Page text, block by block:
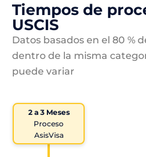
Tiempos de
USCIS
Datos basados en el 80 %
dentro de la misma
puede variar
2 a 3 Meses
Proceso
AsisVisa